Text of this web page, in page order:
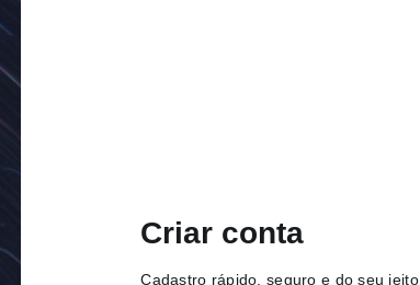
Criar conta
Cadastro rápido, seguro e do seu jeito.